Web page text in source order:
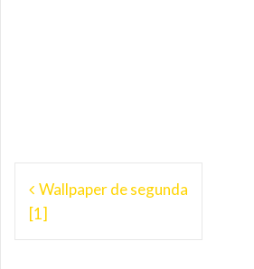
Navegação
deWallpaper de segunda
[1]